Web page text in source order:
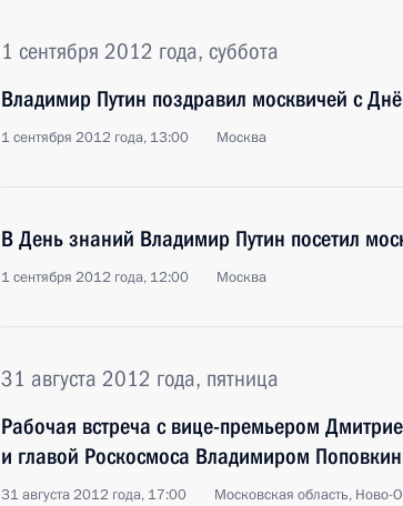
1 сентября 2012 года, суббота
Владимир Путин поздравил москвичей с
1 сентября 2012 года, 13:00 Москва
В День знаний Владимир Путин посетил
1 сентября 2012 года, 12:00 Москва
31 августа 2012 года, пятница
Рабочая встреча с вице-премьером
и главой Роскосмоса Владимиром
31 августа 2012 года, 17:00 Московская область, Ново-